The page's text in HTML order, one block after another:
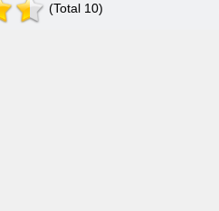
(Total 10)